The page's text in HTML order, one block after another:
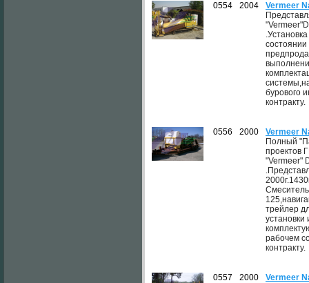
0554 2004
Vermeer
бурового
контракту.
0556 2000
Vermeer
Полный
проектов
"Vermeer"
трейлер
установки
рабочем
контракту.
0557 2000
Vermeer